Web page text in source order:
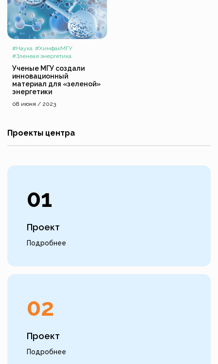
#Наука #ХимфакМГУ
#Зленеая энергетика
Ученые МГУ создали
инновационный
материал для «зеленой»
энергетики
08 июня / 2023
Проекты центра
01
Проект
Подробнее
02
Проект
Подробнее